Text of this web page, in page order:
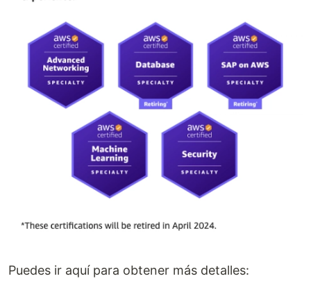
Puedes ir aquí para obtener más detalles: